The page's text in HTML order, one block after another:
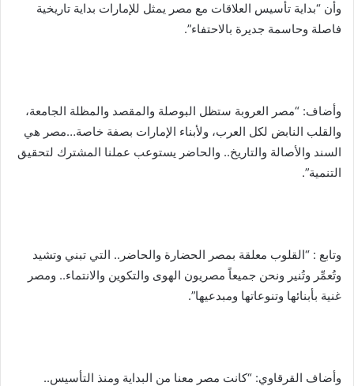
وأن “بداية تأسيس العلاقات مع مصر يمثل للإمارات بداية تاريخية
فاصلة وحاسمة جديرة بالاحتفاء”.
وأضاف: “مصر العروبة ستظل البوصلة والمقصد والمظلة الجامعة،
والقلب النابض لكل العرب، ولأبناء الإمارات بصفة خاصة…مصر هي
السند والأصالة والتاريخ.. والحاضر يستوعب عملنا المشترك لتحقيق
التنمية”.
وتابع : “القلوب معلقة بمصر الحضارة والحاضر.. التي تبني وتشيد
وتُعمِّر وتُنير ونحن جميعاً مصريون الهوى والتكوين والانتماء.. ومصر
غنية بأبنائها وتنوعاتها ومبدعيها”.
وأضاف القرقاوي: “كانت مصر معنا من البداية ومنذ التأسيس..